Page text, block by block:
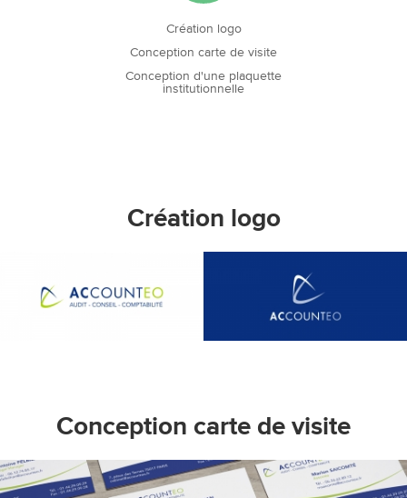
Création logo
Conception carte de visite
Conception d'une plaquette
institutionnelle
Création logo
Conception carte de visite